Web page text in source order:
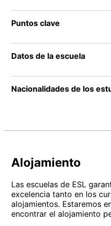
Puntos clave
Datos de la escuela
Nacionalidades de los
Alojamiento
Las escuelas de ESL
excelencia tanto en los
alojamientos. Estaremos
encontrar el alojamiento